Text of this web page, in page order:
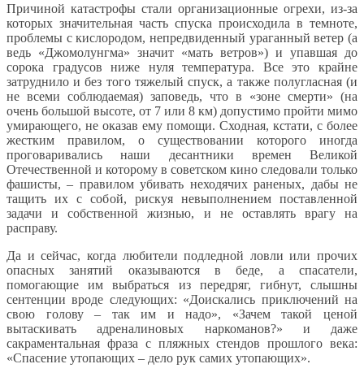
Причиной катастрофы стали организационные огрехи, из-за
которых значительная часть спуска происходила в темноте,
проблемы с кислородом, непредвиденный ураганный ветер (а
ведь «Джомолунгма» значит «мать ветров») и упавшая до
сорока градусов ниже нуля температура. Все это крайне
затруднило и без того тяжелый спуск, а также полугласная (и
не всеми соблюдаемая) заповедь, что в «зоне смерти» (на
очень большой высоте, от 7 или 8 км) допустимо пройти мимо
умирающего, не оказав ему помощи. Сходная, кстати, с более
жестким правилом, о существовании которого иногда
проговаривались наши десантники времен Великой
Отечественной и которому в советском кино следовали только
фашисты, – правилом убивать неходячих раненых, дабы не
тащить их с собой, рискуя невыполнением поставленной
задачи и собственной жизнью, и не оставлять врагу на
расправу.
Да и сейчас, когда любители подледной ловли или прочих
опасных занятий оказываются в беде, а спасатели,
помогающие им выбраться из передряг, гибнут, слышны
сентенции вроде следующих: «Доискались приключений на
свою голову – так им и надо», «Зачем такой ценой
вытаскивать адреналиновых наркоманов?» и даже
сакраментальная фраза с пляжных стендов прошлого века:
«Спасение утопающих – дело рук самих утопающих».